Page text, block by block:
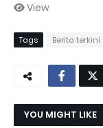
View
Tags Berita terkini
YOU MIGHT LIKE